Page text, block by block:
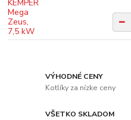
VÝHODNÉ CENY
Kotlíky za nízke ceny
VŠETKO SKLADOM